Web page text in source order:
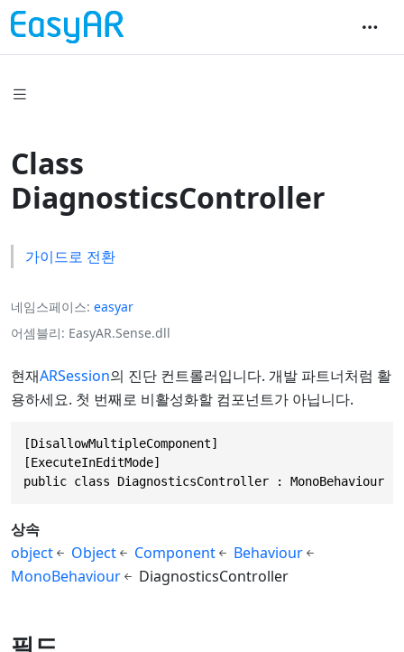
Class
DiagnosticsController
가이드로 전환
네임스페이스 easyar
어셈블리 EasyAR.Sense.dll
현재ARSession의 진단 컨트롤러입니다. 개발 파트너처럼 활
용하세요. 첫 번째로 비활성화할 컴포넌트가 아닙니다.
[DisallowMultipleComponent]
[ExecuteInEditMode]
public class DiagnosticsController : MonoBehaviour
상속
object
Object Component
Behaviour
MonoBehaviour
DiagnosticsController
필드